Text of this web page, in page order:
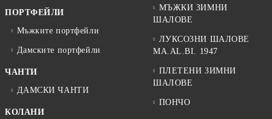
ПОРТФЕЙЛИ
Мъжките портфейли
Дамските портфейли
ЧАНТИ
ДАМСКИ ЧАНТИ
КОЛАНИ
МЪЖКИ ЗИМНИ
ШАЛОВЕ
ЛУКСОЗНИ ШАЛОВЕ
MA.AL.BI. 1947
ПЛЕТЕНИ ЗИМНИ
ШАЛОВЕ
ПОНЧО